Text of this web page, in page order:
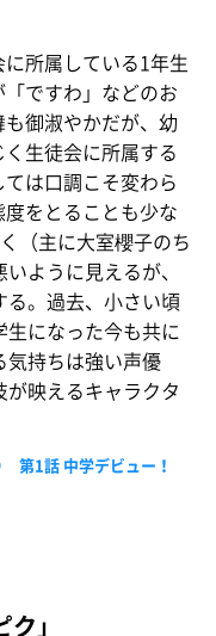
に所属している1年生
ですわ」などのお
御淑やかだが、幼
生徒会に所属する
ては口調こそ変わら
をとることも少な
（主に大室櫻子のち
ように見えるが、
る。過去、小さい頃
になった今も共に
気持ちは強い声優
が映えるキャラクタ
第1話 中学デビュー！
」